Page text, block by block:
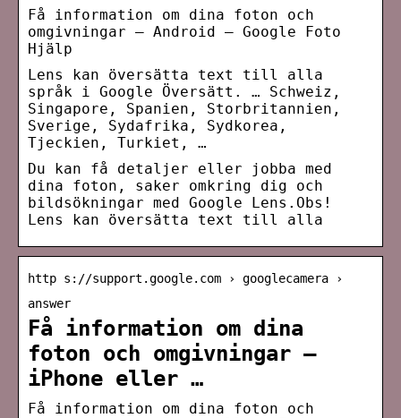
Få information om dina foton och
omgivningar – Android – Google Foto
Hjälp
Lens kan översätta text till alla
språk i Google Översätt. … Schweiz,
Singapore, Spanien, Storbritannien,
Sverige, Sydafrika, Sydkorea,
Tjeckien, Turkiet, …
Du kan få detaljer eller jobba med
dina foton, saker omkring dig och
bildsökningar med Google Lens.Obs!
Lens kan översätta text till alla
http s://support.google.com › googlecamera ›
answer
Få information om dina
foton och omgivningar –
iPhone eller …
Få information om dina foton och